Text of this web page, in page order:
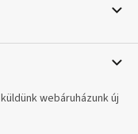
webáruházunk új